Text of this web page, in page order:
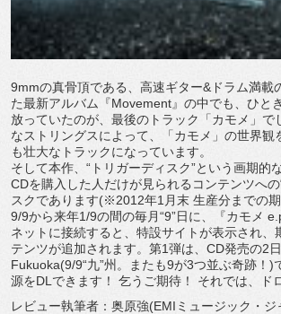
9mmの真骨頂である、高速ギター&ドラム満載
た最新アルバム『Movement』の中でも、ひと
放っていたのが、最後のトラック「カモメ」で
なストリングスによって、「カモメ」の世界観
も壮大なトラックになっています。
そして本作、“トリガーディスク”という画期的
CDを購入した人だけが見られるコンテンツへの
スクであります(※2012年1月末 生産分までの期
9/9から来年1/9の間の毎月“9”日に、『カモメ
ネットに接続すると、特設サイトが表示され、
テンツが追加されます。第1弾は、CD発売の2
Fukuoka(9/9“九”州。またも9が3つ並ぶ奇跡！)
源をDLできます！ 乞うご期待！ それでは、ド
レビュー執筆者：奥原強(EMIミュージック・ジ